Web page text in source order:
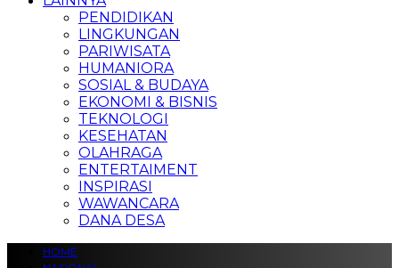
PENDIDIKAN
LINGKUNGAN
PARIWISATA
HUMANIORA
SOSIAL & BUDAYA
EKONOMI & BISNIS
TEKNOLOGI
KESEHATAN
OLAHRAGA
ENTERTAIMENT
INSPIRASI
WAWANCARA
DANA DESA
HOME